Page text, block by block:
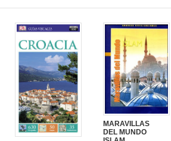
MARAVILLAS
DEL MUNDO